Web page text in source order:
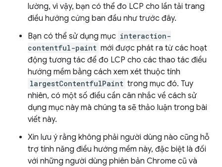
lường, vì vậy, bạn có thể đo LCP cho lần tải trang
điều hướng cứng ban đầu như trước đây.
Bạn có thể sử dụng mục interaction-
contentful-paint mới được phát ra từ các hoạt
động tương tác để đo LCP cho các thao tác điều
hướng mềm bằng cách xem xét thuộc tính
largestContentfulPaint trong mục đó. Tuy
nhiên, có một số điều cần cân nhắc về cách sử
dụng mục này mà chúng ta sẽ thảo luận trong bài
viết này.
Xin lưu ý rằng không phải người dùng nào cũng hỗ
trợ tính năng điều hướng mềm này, đặc biệt là đối
với những người dùng phiên bản Chrome cũ và